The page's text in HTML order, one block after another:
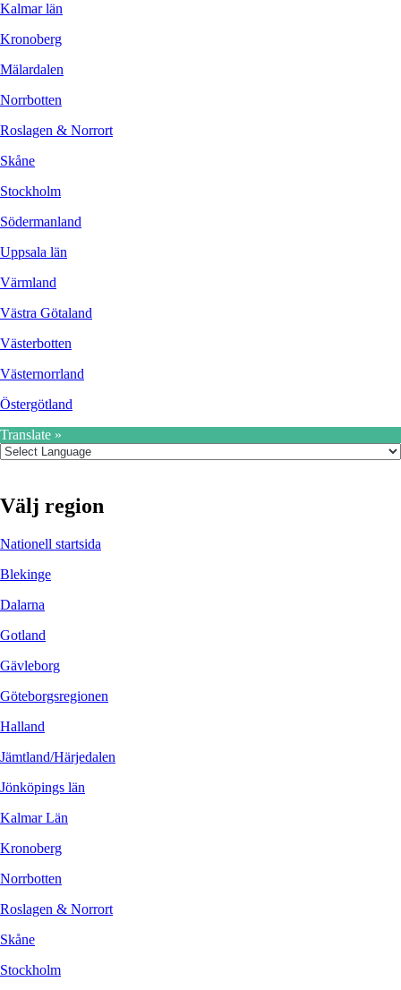
Kalmar län
Kronoberg
Mälardalen
Norrbotten
Roslagen & Norrort
Skåne
Stockholm
Södermanland
Uppsala län
Värmland
Västra Götaland
Västerbotten
Västernorrland
Östergötland
Translate »
Välj region
Nationell startsida
Blekinge
Dalarna
Gotland
Gävleborg
Göteborgsregionen
Halland
Jämtland/Härjedalen
Jönköpings län
Kalmar Län
Kronoberg
Norrbotten
Roslagen & Norrort
Skåne
Stockholm